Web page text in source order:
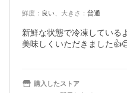
鮮度 ： 良い 大きさ ： 普通
新鮮な状態で冷凍している
美味しくいただきました
購入したストア